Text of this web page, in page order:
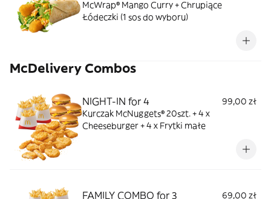
McWrap® Mango Curry + Chrupiące
Łódeczki (1 sos do wyboru)
McDelivery Combos
NIGHT-IN for 4
99,00 zł
Kurczak McNuggets® 20szt. + 4 x
Cheeseburger + 4 x Frytki małe
FAMILY COMBO for 3
69,00 zł